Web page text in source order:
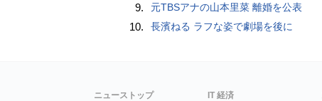
9. 元TBSアナの山本里菜 離婚を公表
10. 長濱ねる ラフな姿で劇場を後に
ニューストップ IT 経済